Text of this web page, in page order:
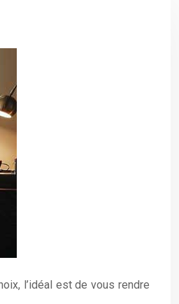
l’idéal est de vous rendre